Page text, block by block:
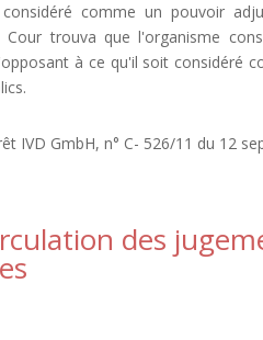
comme un pouvoir
Cour trouva que l'organisme
à ce qu'il soit considéré
IVD GmbH, n° C- 526/11 du 12
des